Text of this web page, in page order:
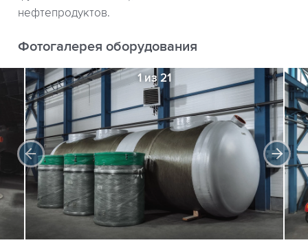
нефтепродуктов.
Фотогалерея оборудования
1 из 21